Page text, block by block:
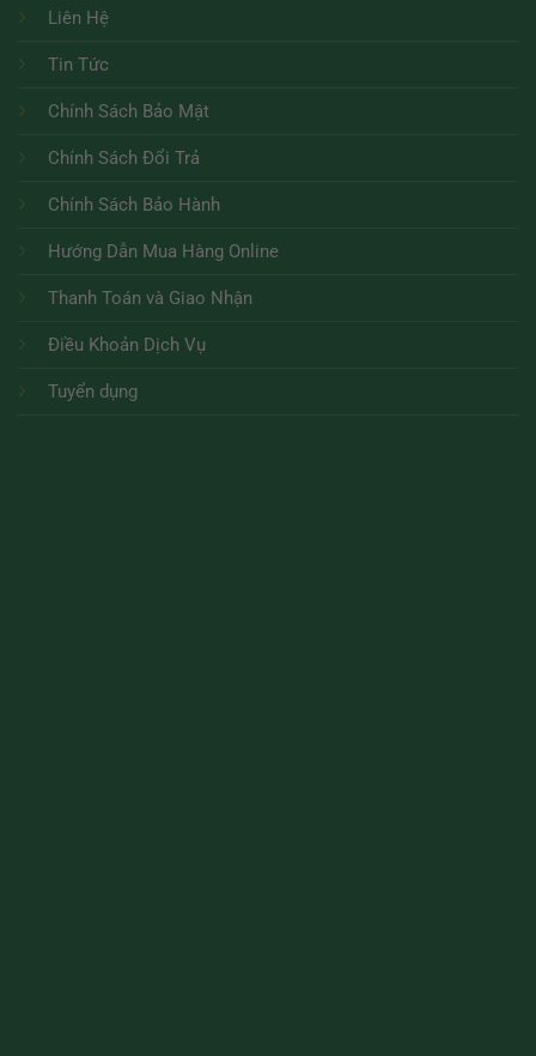
Liên Hệ
Tin Tức
Chính Sách Bảo Mật
Chính Sách Đổi Trả
Chính Sách Bảo Hành
Hướng Dẫn Mua Hàng Online
Thanh Toán và Giao Nhận
Điều Khoản Dịch Vụ
Tuyển dụng